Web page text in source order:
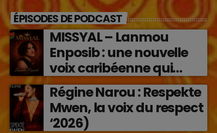
ÉPISODES DE PODCAST
MISSYAL – Lanmou
Enposib : une nouvelle
voix caribéenne qui
transforme les émotions
en musique (2026)
Régine Narou : Respekte
Mwen, la voix du respect
‘2026)